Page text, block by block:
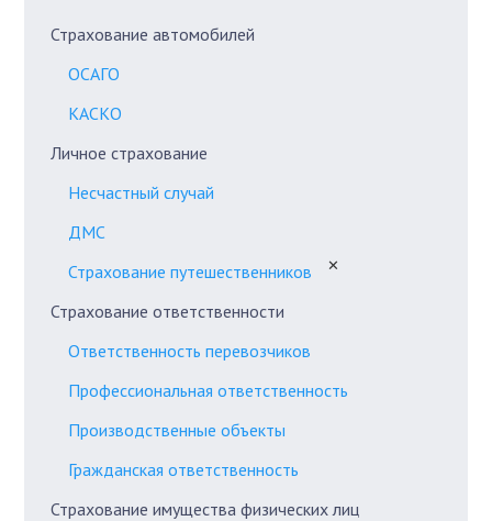
Страхование автомобилей
ОСАГО
КАСКО
Личное страхование
Несчастный случай
ДМС
Страхование путешественников
✕
Страхование ответственности
Ответственность перевозчиков
Профессиональная ответственность
Производственные объекты
Гражданская ответственность
Страхование имущества физических лиц